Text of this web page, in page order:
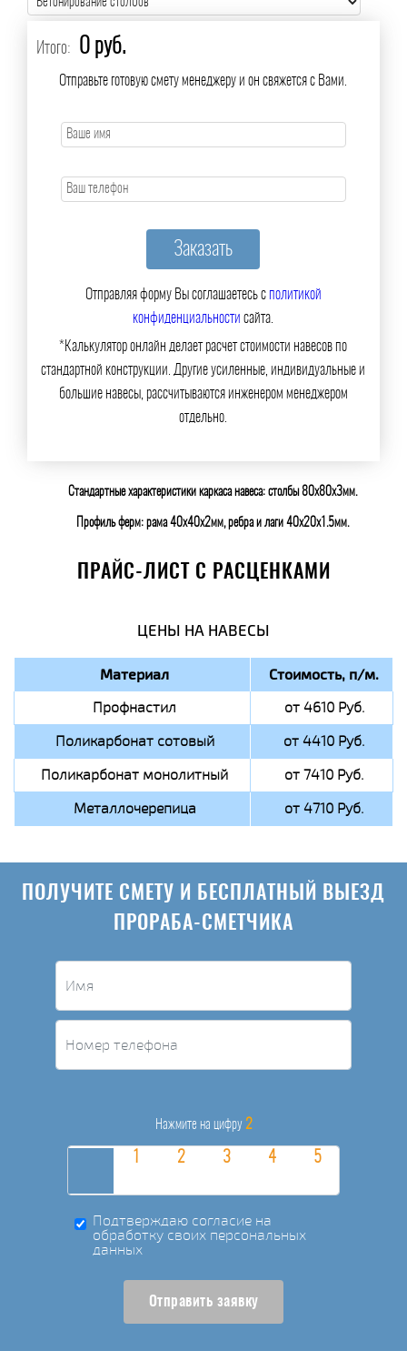
Итого: 0 руб.
Отправьте готовую смету менеджеру и он свяжется с Вами.
Отправляя форму Вы соглашаетесь сполитикой
конфиденциальности сайта.
*Калькулятор онлайн делает расчет стоимости навесов по
стандартной конструкции. Другие усиленные, индивидуальные и
большие навесы, рассчитываются инженером менеджером
отдельно.
Стандартные характеристики каркаса навеса: столбы 80х80х3мм.
Профиль ферм: рама 40х40х2мм, ребра и лаги 40х20х1.5мм.
ПРАЙС-ЛИСТ С РАСЦЕНКАМИ
ЦЕНЫ НА НАВЕСЫ
Материал Стоимость, п/м.
Профнастил
от 4610 Руб.
Поликарбонат сотовый
от 4410 Руб.
Поликарбонат монолитный
от 7410 Руб.
Металлочерепица
от 4710 Руб.
ПОЛУЧИТЕ СМЕТУ И БЕСПЛАТНЫЙ ВЫЕЗД
ПРОРАБА-СМЕТЧИКА
Нажмите на цифру 2
Подтверждаю согласие на
обработку своих персональных
данных
Отправить заявку